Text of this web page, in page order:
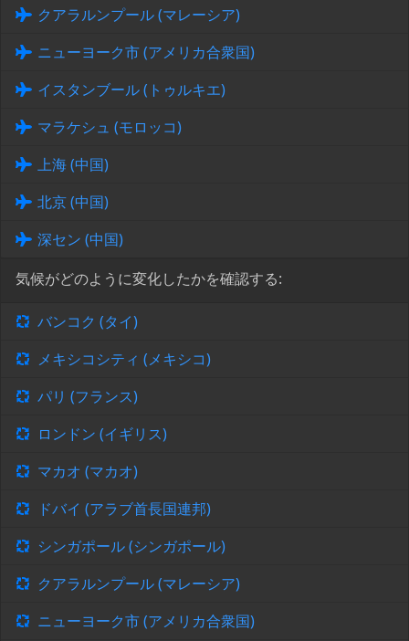
クアラルンプール (マレーシア)
ニューヨーク市 (アメリカ合衆国)
イスタンブール (トゥルキエ)
マラケシュ (モロッコ)
上海 (中国)
北京 (中国)
深セン (中国)
気候がどのように変化したかを確認する:
バンコク (タイ)
メキシコシティ (メキシコ)
パリ (フランス)
ロンドン (イギリス)
マカオ (マカオ)
ドバイ (アラブ首長国連邦)
シンガポール (シンガポール)
クアラルンプール (マレーシア)
ニューヨーク市 (アメリカ合衆国)